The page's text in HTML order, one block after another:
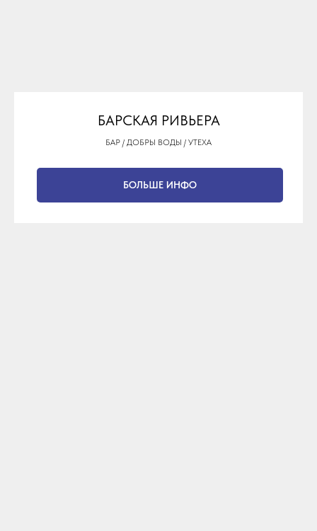
БАРСКАЯ РИВЬЕРА
БАР / ДОБРЫ ВОДЫ / УТЕХА
БОЛЬШЕ ИНФО